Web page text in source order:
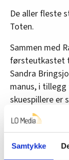
Samtykke
De aller fleste
Toten.
Sammen med
førsteutkastet
Sandra
manus, i
skuespillere er
Musikken har
fremføres av